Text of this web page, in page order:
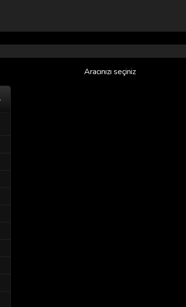
Aracınızı seçiniz